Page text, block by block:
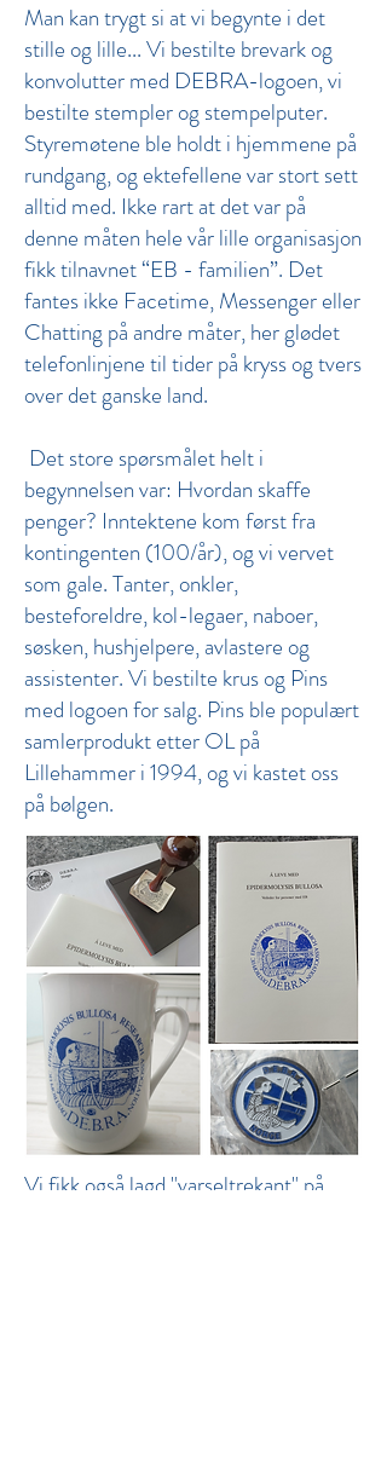
Man kan trygt si at vi begynte i det
stille og lille... Vi bestilte brevark og
konvolutter med DEBRA-logoen, vi
bestilte stempler og stempelputer.
Styremøtene ble holdt i hjemmene på
rundgang, og ektefellene var stort sett
alltid med. Ikke rart at det var på
denne måten hele vår lille organisasjon
fikk tilnavnet “EB - familien”. Det
fantes ikke Facetime, Messenger eller
Chatting på andre måter, her glødet
telefonlinjene til tider på kryss og tvers
over det ganske land.
Det store spørsmålet helt i
begynnelsen var: Hvordan skaffe
penger? Inntektene kom først fra
kontingenten (100/år), og vi vervet
som gale. Tanter, onkler,
besteforeldre, kol-legaer, naboer,
søsken, hushjelpere, avlastere og
assistenter. Vi bestilte krus og Pins
med logoen for salg. Pins ble populært
samlerprodukt etter OL på
Lillehammer i 1994, og vi kastet oss
på bølgen.
Vi fikk også lagd "varseltrekant" på